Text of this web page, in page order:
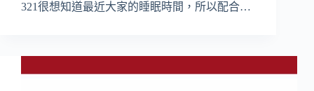
321很想知道最近大家的睡眠時間，所以配合…